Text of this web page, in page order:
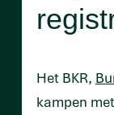
Het BKR,
kampen